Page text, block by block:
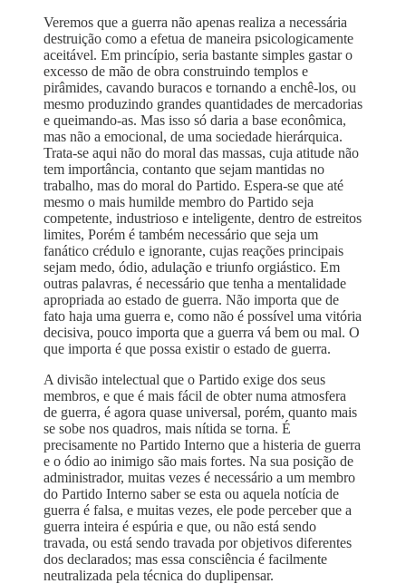
Veremos que a guerra não apenas realiza a necessária
destruição como a efetua de maneira psicologicamente
aceitável. Em princípio, seria bastante simples gastar o
excesso de mão de obra construindo templos e
pirâmides, cavando buracos e tornando a enchê-los, ou
mesmo produzindo grandes quantidades de mercadorias
e queimando-as. Mas isso só daria a base econômica,
mas não a emocional, de uma sociedade hierárquica.
Trata-se aqui não do moral das massas, cuja atitude não
tem importância, contanto que sejam mantidas no
trabalho, mas do moral do Partido. Espera-se que até
mesmo o mais humilde membro do Partido seja
competente, industrioso e inteligente, dentro de estreitos
limites, Porém é também necessário que seja um
fanático crédulo e ignorante, cujas reações principais
sejam medo, ódio, adulação e triunfo orgiástico. Em
outras palavras, é necessário que tenha a mentalidade
apropriada ao estado de guerra. Não importa que de
fato haja uma guerra e, como não é possível uma vitória
decisiva, pouco importa que a guerra vá bem ou mal. O
que importa é que possa existir o estado de guerra.
A divisão intelectual que o Partido exige dos seus
membros, e que é mais fácil de obter numa atmosfera
de guerra, é agora quase universal, porém, quanto mais
se sobe nos quadros, mais nítida se torna. É
precisamente no Partido Interno que a histeria de guerra
e o ódio ao inimigo são mais fortes. Na sua posição de
administrador, muitas vezes é necessário a um membro
do Partido Interno saber se esta ou aquela notícia de
guerra é falsa, e muitas vezes, ele pode perceber que a
guerra inteira é espúria e que, ou não está sendo
travada, ou está sendo travada por objetivos diferentes
dos declarados; mas essa consciência é facilmente
neutralizada pela técnica do duplipensar.